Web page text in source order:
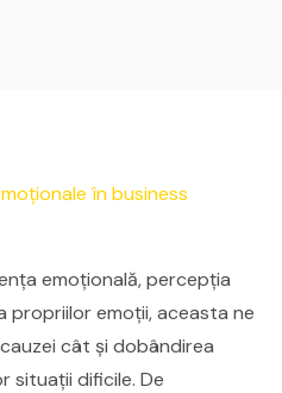
emoțională, percepția
propriilor emoții, aceasta ne
cât și dobândirea
situații dificile. De